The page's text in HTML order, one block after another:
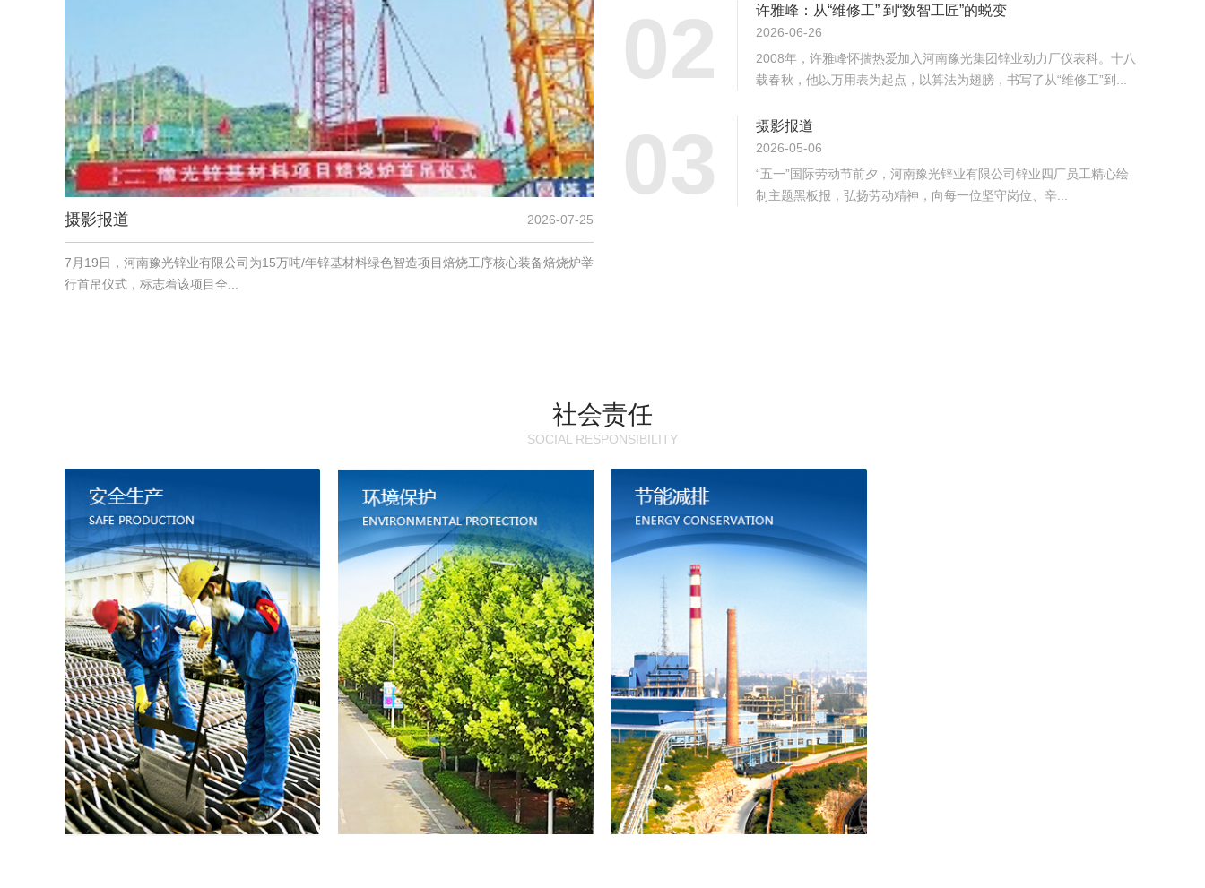
摄影报道 2026-07-25
7月19日，河南豫光锌业有限公司为15万吨/年锌基材料绿色智造项目焙烧工序核心装备焙烧炉举
行首吊仪式，标志着该项目全...
02 许雅峰：从“维修工” 到“数智工匠”的蜕变
2026-06-26
2008年，许雅峰怀揣热爱加入河南豫光集团锌业动力厂仪表科。十八
载春秋，他以万用表为起点，以算法为翅膀，书写了从“维修工”到...
03 摄影报道
2026-05-06
“五一”国际劳动节前夕，河南豫光锌业有限公司锌业四厂员工精心绘
制主题黑板报，弘扬劳动精神，向每一位坚守岗位、辛...
社会责任
SOCIAL RESPONSIBILITY